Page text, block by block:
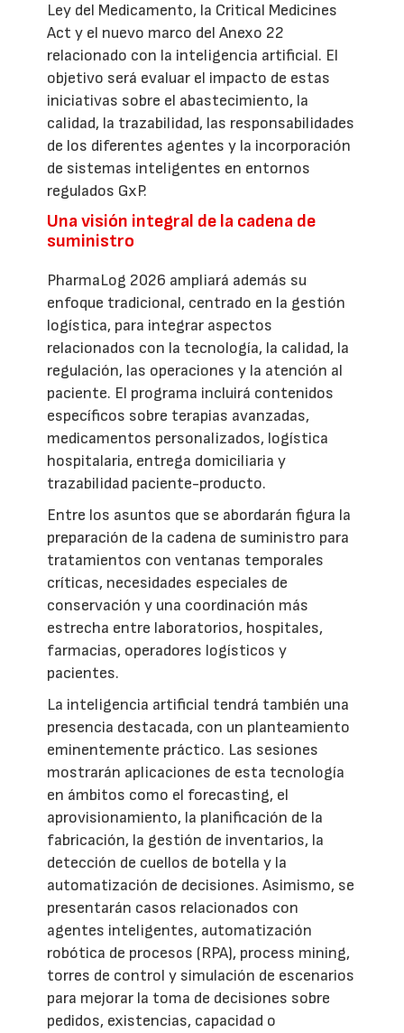
Ley del Medicamento, la Critical Medicines
Act y el nuevo marco del Anexo 22
relacionado con la inteligencia artificial. El
objetivo será evaluar el impacto de estas
iniciativas sobre el abastecimiento, la
calidad, la trazabilidad, las responsabilidades
de los diferentes agentes y la incorporación
de sistemas inteligentes en entornos
regulados GxP.
Una visión integral de la cadena de
suministro
PharmaLog 2026 ampliará además su
enfoque tradicional, centrado en la gestión
logística, para integrar aspectos
relacionados con la tecnología, la calidad, la
regulación, las operaciones y la atención al
paciente. El programa incluirá contenidos
específicos sobre terapias avanzadas,
medicamentos personalizados, logística
hospitalaria, entrega domiciliaria y
trazabilidad paciente-producto.
Entre los asuntos que se abordarán figura la
preparación de la cadena de suministro para
tratamientos con ventanas temporales
críticas, necesidades especiales de
conservación y una coordinación más
estrecha entre laboratorios, hospitales,
farmacias, operadores logísticos y
pacientes.
La inteligencia artificial tendrá también una
presencia destacada, con un planteamiento
eminentemente práctico. Las sesiones
mostrarán aplicaciones de esta tecnología
en ámbitos como el forecasting, el
aprovisionamiento, la planificación de la
fabricación, la gestión de inventarios, la
detección de cuellos de botella y la
automatización de decisiones. Asimismo, se
presentarán casos relacionados con
agentes inteligentes, automatización
robótica de procesos (RPA), process mining,
torres de control y simulación de escenarios
para mejorar la toma de decisiones sobre
pedidos, existencias, capacidad o